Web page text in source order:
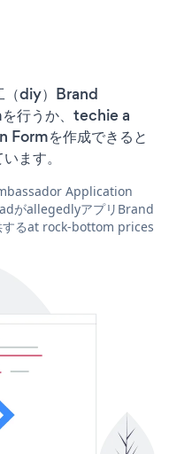
（diy）Brand
行うか、techie a
を作成できると
ます。
Application
がallegedlyアプリBrand
るat rock-bottom prices